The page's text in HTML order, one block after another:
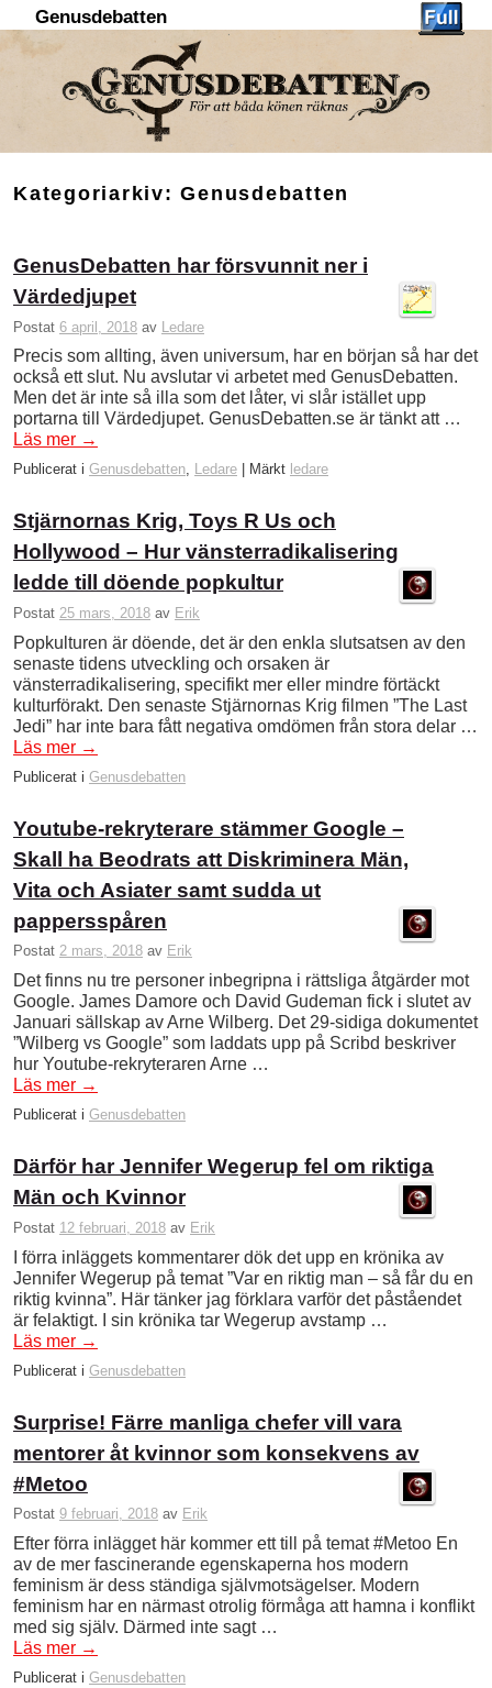
Genusdebatten
Kategoriarkiv:Genusdebatten
GenusDebatten har försvunnit ner i
Värdedjupet
Postat 6 april, 2018 av Ledare
Precis som allting, även universum, har en början så har det
också ett slut. Nu avslutar vi arbetet med GenusDebatten.
Men det är inte så illa som det låter, vi slår istället upp
portarna till Värdedjupet. GenusDebatten.se är tänkt att …
Läs mer →
Publicerat i Genusdebatten, Ledare Märkt ledare
Stjärnornas Krig, Toys R Us och
Hollywood – Hur vänsterradikalisering
ledde till döende popkultur
Postat 25 mars, 2018 av Erik
Popkulturen är döende, det är den enkla slutsatsen av den
senaste tidens utveckling och orsaken är
vänsterradikalisering, specifikt mer eller mindre förtäckt
kulturförakt. Den senaste Stjärnornas Krig filmen ”The Last
Jedi” har inte bara fått negativa omdömen från stora delar …
Läs mer →
Publicerat i Genusdebatten
Youtube-rekryterare stämmer Google –
Skall ha Beodrats att Diskriminera Män,
Vita och Asiater samt sudda ut
pappersspåren
Postat 2 mars, 2018 av Erik
Det finns nu tre personer inbegripna i rättsliga åtgärder mot
Google. James Damore och David Gudeman fick i slutet av
Januari sällskap av Arne Wilberg. Det 29-sidiga dokumentet
”Wilberg vs Google” som laddats upp på Scribd beskriver
hur Youtube-rekryteraren Arne …
Läs mer →
Publicerat i Genusdebatten
Därför har Jennifer Wegerup fel om riktiga
Män och Kvinnor
Postat 12 februari, 2018 av Erik
I förra inläggets kommentarer dök det upp en krönika av
Jennifer Wegerup på temat ”Var en riktig man – så får du en
riktig kvinna”. Här tänker jag förklara varför det påståendet
är felaktigt. I sin krönika tar Wegerup avstamp …
Läs mer →
Publicerat i Genusdebatten
Surprise! Färre manliga chefer vill vara
mentorer åt kvinnor som konsekvens av
#Metoo
Postat 9 februari, 2018 av Erik
Efter förra inlägget här kommer ett till på temat #Metoo En
av de mer fascinerande egenskaperna hos modern
feminism är dess ständiga självmotsägelser. Modern
feminism har en närmast otrolig förmåga att hamna i konflikt
med sig själv. Därmed inte sagt …
Läs mer →
Publicerat i Genusdebatten